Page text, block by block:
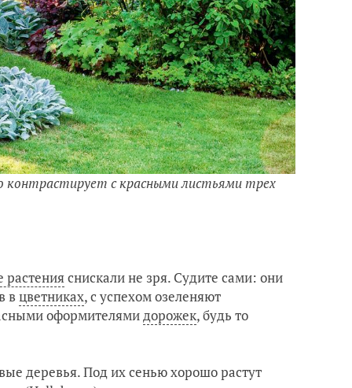
контрастирует с красными листьями трех
растенияснискали не зря. Судите сами: они
вцветниках, с успехом озеленяют
оформителямидорожек, будь то
деревья. Под их сенью хорошо растут